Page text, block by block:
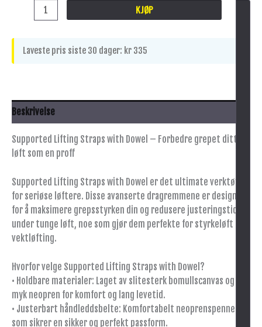
KJØP
Laveste pris siste 30 dager: kr 335
Beskrivelse
Supported Lifting Straps with Dowel – Forbedre grepet ditt og
løft som en proff
Supported Lifting Straps with Dowel er det ultimate verktøyet
for seriøse løftere. Disse avanserte dragremmene er designet
for å maksimere grepsstyrken din og redusere justeringstiden
under tunge løft, noe som gjør dem perfekte for styrkeløft og
vektløfting.
Hvorfor velge Supported Lifting Straps with Dowel?
• Holdbare materialer: Laget av slitesterk bomullscanvas og
myk neopren for komfort og lang levetid.
• Justerbart håndleddsbelte: Komfortabelt neoprenspenne
som sikrer en sikker og perfekt passform.